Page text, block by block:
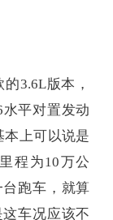
3.6L版本，
平对置发动
本上可以说是
程为10万公
跑车，就算
车况应该不